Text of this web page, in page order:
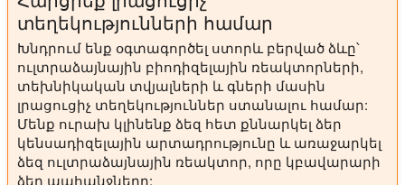
տեղեկությունների համար
Խնդրում ենք օգտագործել ստորև բերված ձևը՝
ուլտրաձայնային բիոդիզելային ռեակտորների,
տեխնիկական տվյալների և գների մասին
լրացուցիչ տեղեկություններ ստանալու համար:
Մենք ուրախ կլինենք ձեզ հետ քննարկել ձեր
կենսադիզելային արտադրությունը և առաջարկել
ձեզ ուլտրաձայնային ռեակտոր, որը կբավարարի
ձեր պահանջները: